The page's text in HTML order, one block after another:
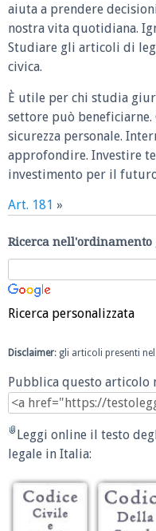
aiuta a prendere
nostra vita quotidiana.
Studiare gli articoli di
civica.
È utile per chi studia
settore può
sicurezza personale.
approfondire. Investire
investimento per il
Art. 181 »
Ricerca
Ricerca personalizzata
Disclaimer: gli articoli presenti
Pubblica questo articolo
Leggi online il testo
legale in Italia: